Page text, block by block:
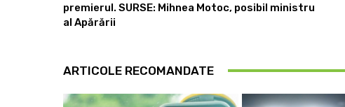
premierul. SURSE: Mihnea Motoc, posibil ministru
al Apărării
ARTICOLE RECOMANDATE